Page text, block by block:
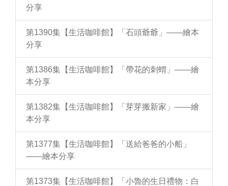
分享
第1390集【生活咖啡館】「石頭爺爺」——繪本
分享
第1386集【生活咖啡館】「帶花的刺蝟」——繪
本分享
第1382集【生活咖啡館】「芽芽搬新家」——繪
本分享
第1377集【生活咖啡館】「送給爸爸的小船」
——繪本分享
第1373集【生活咖啡館】「小魯的生日禮物：白